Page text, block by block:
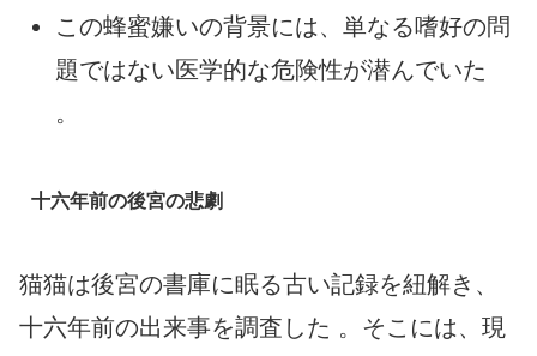
この蜂蜜嫌いの背景には、単なる嗜好の問
題ではない医学的な危険性が潜んでいた
。
十六年前の後宮の悲劇
猫猫は後宮の書庫に眠る古い記録を紐解き、
十六年前の出来事を調査した 。そこには、現